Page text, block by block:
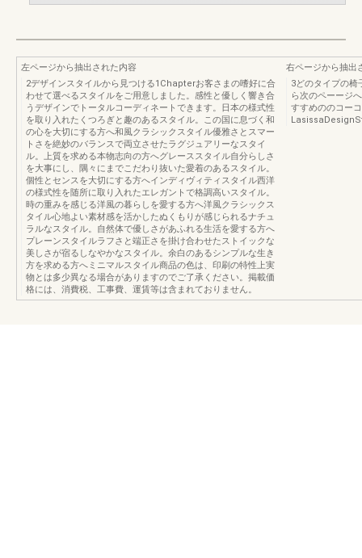
左ページから抽出された内容
2デザインスタイルから見つける1Chapterお客さまの嗜好に合
わせて選べるスタイルをご用意しました。感性と優しく響き合
うデザインでトータルコーディネートできます。日本の様式性
を取り入れたくつろぎと趣のあるスタイル。この国に息づく和
の心を大切にする方へ和風クラシックスタイル優雅さとスマー
トさを絶妙のバランスで両立させたラグジュアリーなスタイ
ル。上質を求める本物志向の方へグレーススタイル自分らしさ
を大事にし、隅々にまでこだわり抜いた愛着のあるスタイル。
個性とセンスを大切にする方へインディヴィティスタイル西洋
の様式性を随所に取り入れたエレガントで格調高いスタイル。
時の重みを感じる洋風の暮らしを愛する方へ洋風クラシックス
タイル心地よい素材感を活かしたぬくもりが感じられるナチュ
ラルなスタイル。自然体で優しさがあふれる生活を愛する方へ
プレーンスタイルラフさと端正さを掛け合わせたストイックな
美しさが宿るしなやかなスタイル。余白のあるシンプルな生き
方を求める方へミニマルスタイル商品の色は、印刷の特性上実
物とは多少異なる場合がありますのでご了承ください。掲載価
格には、消費税、工事費、運賃等は含まれておりません。
右ページから抽出
3どのタイプの椅
ら次のペーージ
すすめののコー